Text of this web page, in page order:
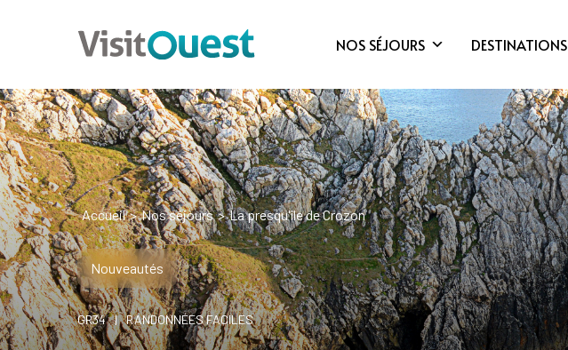
NOS SÉJOURS DESTINATIONS
Accueil > Nos séjours > La presqu'île de Crozon
Nouveautés
GR34 | RANDONNÉES FACILES